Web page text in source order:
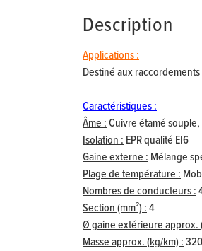
Description
Applications :
Destiné aux
Caractéristiques :
Âme :Cuivre étamé souple,
Isolation : EPR qualité EI6
Gaine externe : Mélange
Plage de température :
Nombres de conducteurs :
Section (mm²) :4
Ø gaine extérieure approx.
Masse approx. (kg/km) :320